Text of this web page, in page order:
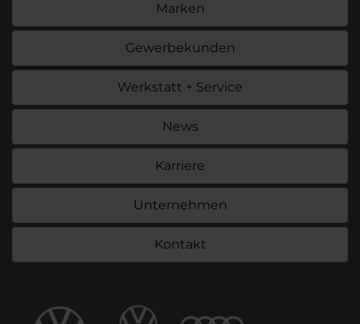
Marken
Gewerbekunden
Werkstatt + Service
News
Karriere
Unternehmen
Kontakt